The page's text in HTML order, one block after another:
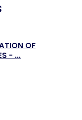
OF
- ...